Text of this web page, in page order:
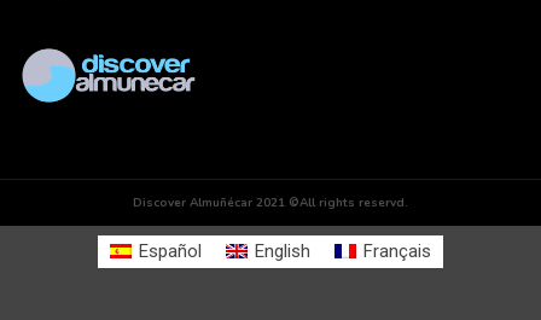
Discover Almuñécar 2021 ©All rights reservd.
Español English Français